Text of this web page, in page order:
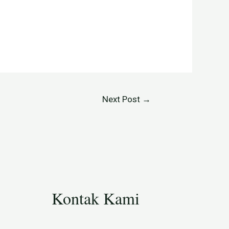
Next Post →
Kontak Kami